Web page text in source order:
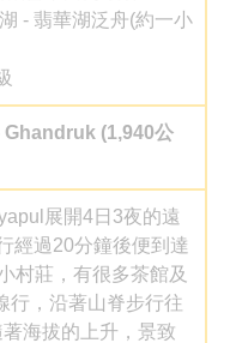
- 翡華湖泛舟(約一小
(1,940公
展開4日3夜的遠
經過20分鐘後便到達
村莊，有很多茶館及
行，沿著山脊步行往
海拔的上升，景致